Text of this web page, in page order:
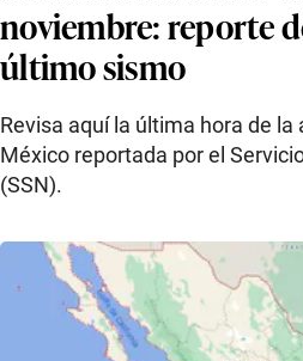
noviembre: reporte
último sismo
Revisa aquí la última hora de
México reportada por el
(SSN).